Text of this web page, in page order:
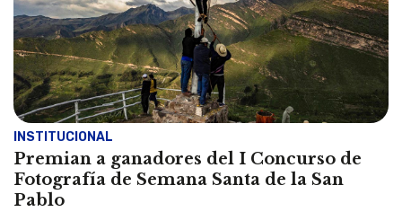
INSTITUCIONAL
Premian a ganadores del I Concurso de
Fotografía de Semana Santa de la San
Pablo